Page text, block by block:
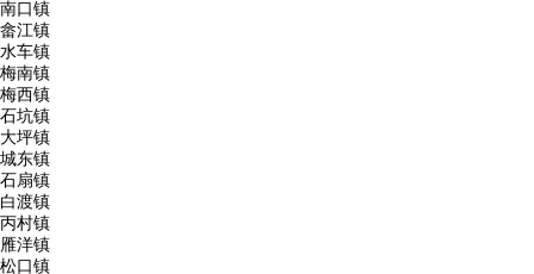
南口镇
畲江镇
水车镇
梅南镇
梅西镇
石坑镇
大坪镇
城东镇
石扇镇
白渡镇
丙村镇
雁洋镇
松口镇